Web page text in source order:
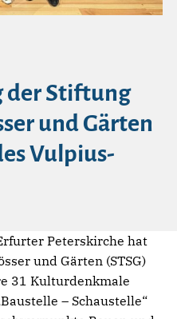
der Stiftung
und Gärten
Vulpius-
Peterskirche hat
und Gärten (STSG)
31 Kulturdenkmale
– Schaustelle“